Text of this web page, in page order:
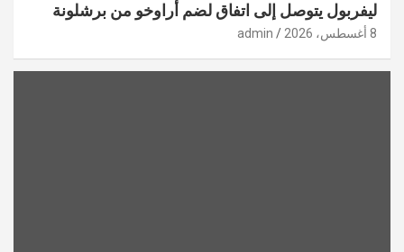
ليفربول يتوصل إلى اتفاق لضم أراوخو من برشلونة
8 أغسطس، 2026 admin